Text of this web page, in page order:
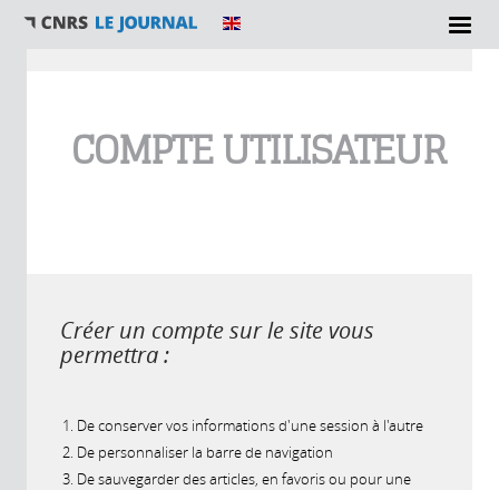
COMPTE UTILISATEUR
Créer un compte sur le site vous
permettra :
De conserver vos informations d'une session à l'autre
De personnaliser la barre de navigation
De sauvegarder des articles, en favoris ou pour une